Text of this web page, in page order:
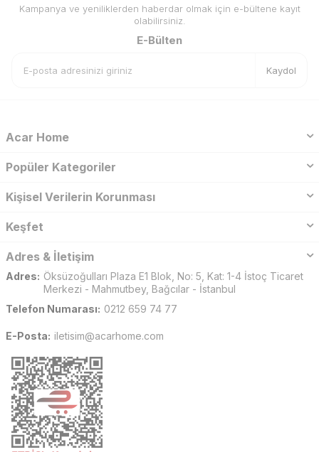
Kampanya ve yeniliklerden haberdar olmak için e-bültene kayıt
olabilirsiniz.
E-Bülten
Kaydol
Acar Home
Popüler Kategoriler
Kişisel Verilerin Korunması
Keşfet
Adres & İletişim
Adres: Öksüzoğulları Plaza E1 Blok, No: 5, Kat: 1-4 İstoç Ticaret
Merkezi - Mahmutbey, Bağcılar - İstanbul
Telefon Numarası: 0212 659 74 77
E-Posta: iletisim@acarhome.com